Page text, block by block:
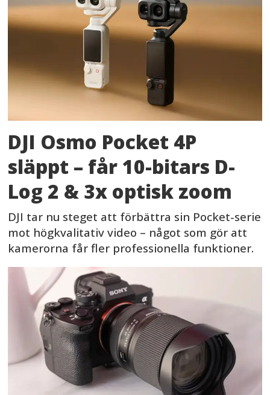
DJI Osmo Pocket 4P
släppt – får 10-bitars D-
Log 2 & 3x optisk zoom
DJI tar nu steget att förbättra sin Pocket-serie
mot högkvalitativ video – något som gör att
kamerorna får fler professionella funktioner.